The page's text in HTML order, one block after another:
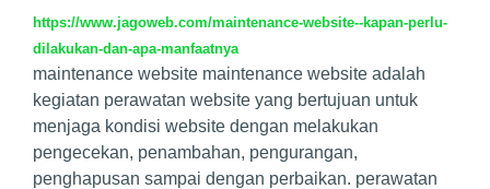
https://www.jagoweb.com/maintenance-website--kapan-perlu-
dilakukan-dan-apa-manfaatnya
maintenance website maintenance website adalah
kegiatan perawatan website yang bertujuan untuk
menjaga kondisi website dengan melakukan
pengecekan, penambahan, pengurangan,
penghapusan sampai dengan perbaikan. perawatan